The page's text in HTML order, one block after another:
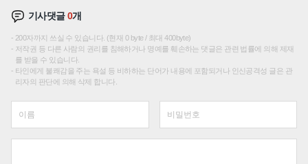
기사댓글0개
200자까지 쓰실 수 있습니다. (현재 0 byte / 최대 400byte)
저작권 등 다른 사람의 권리를 침해하거나 명예를 훼손하는 댓글은 관련 법률에 의해 제재
를 받을 수 있습니다.
타인에게 불쾌감을 주는 욕설 등 비하하는 단어가 내용에 포함되거나 인신공격성 글은 관
리자의 판단에 의해 삭제 합니다.